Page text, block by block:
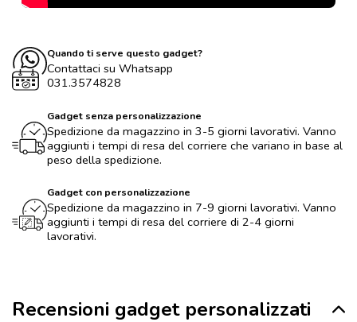
Quando ti serve questo gadget?
Contattaci su Whatsapp
031.3574828
Gadget senza personalizzazione
Spedizione da magazzino in 3-5 giorni lavorativi. Vanno
aggiunti i tempi di resa del corriere che variano in base al
peso della spedizione.
Gadget con personalizzazione
Spedizione da magazzino in 7-9 giorni lavorativi. Vanno
aggiunti i tempi di resa del corriere di 2-4 giorni
lavorativi.
Recensioni gadget personalizzati